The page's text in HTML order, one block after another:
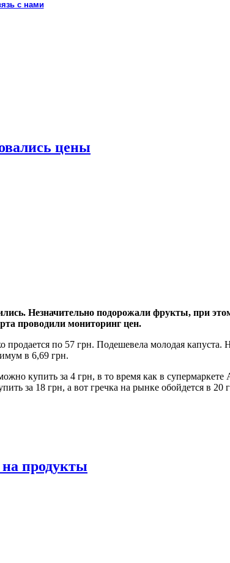
с нами
цены
Незначительно подорожали фрукты, при
проводили мониторинг цен.
по 57 грн. Подешевела молодая
в 6,69 грн.
купить за 4 грн, в то время как в
за 18 грн, а вот гречка на рынке обойдется в 20
продукты